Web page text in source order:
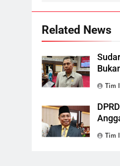
Related News
Tim
Tim
5
6